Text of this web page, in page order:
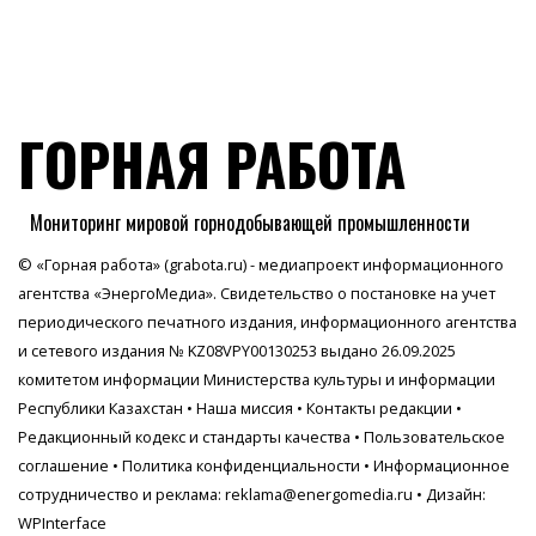
ГОРНАЯ РАБОТА
Мониторинг мировой горнодобывающей промышленности
© «Горная работа» (grabota.ru) - медиапроект информационного
агентства «ЭнергоМедиа». Свидетельство о постановке на учет
периодического печатного издания, информационного агентства
и сетевого издания № KZ08VPY00130253 выдано 26.09.2025
комитетом информации Министерства культуры и информации
Республики Казахстан • Наша миссия • Контакты редакции •
Редакционный кодекс и стандарты качества • Пользовательское
соглашение • Политика конфиденциальности • Информационное
сотрудничество и реклама: reklama@energomedia.ru • Дизайн:
WPInterface